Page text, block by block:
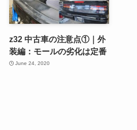
z32 中古車の注意点①｜外
装編：モールの劣化は定番
June 24, 2020